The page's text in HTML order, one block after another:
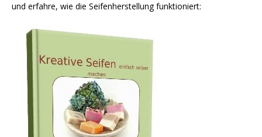
und erfahre, wie die Seifenherstellung funktioniert: